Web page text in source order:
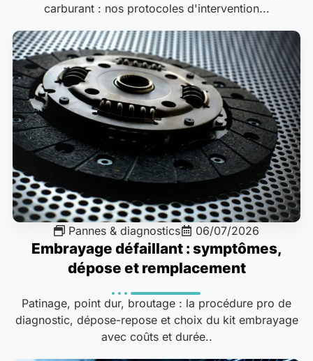
carburant : nos protocoles d'intervention...
Pannes & diagnostics 06/07/2026
Embrayage défaillant : symptômes,
dépose et remplacement
Patinage, point dur, broutage : la procédure pro de
diagnostic, dépose-repose et choix du kit embrayage
avec coûts et durée..